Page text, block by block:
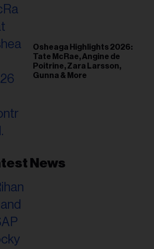
Osheaga Highlights 2026:
Tate McRae, Angine de
Poitrine, Zara Larsson,
Gunna & More
News